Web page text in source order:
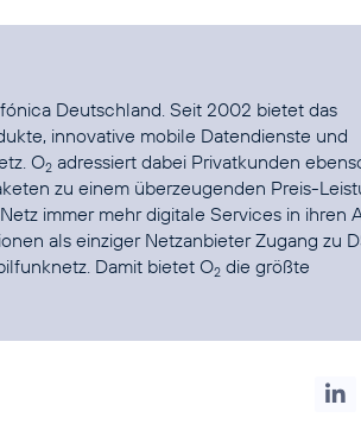
Deutschland. Seit 2002 bietet das
innovative mobile Datendienste und
O2 adressiert dabei Privatkunden
zu einem überzeugenden Preis-
Netz immer mehr digitale Services in ihren
als einziger Netzanbieter Zugang zu
Damit bietet O2 die größte